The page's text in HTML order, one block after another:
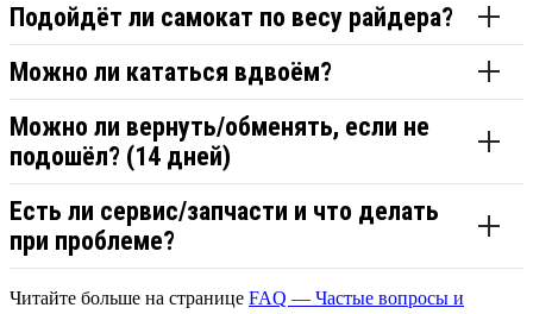
Подойдёт ли самокат по весу райдера?
Можно ли кататься вдвоём?
Можно ли вернуть/обменять, если не
подошёл? (14 дней)
Есть ли сервис/запчасти и что делать
при проблеме?
Читайте больше на странице FAQ — Частые вопросы и